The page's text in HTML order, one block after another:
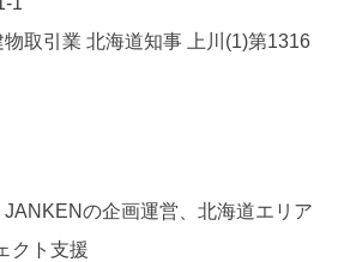
取引業 北海道知事 上川(1)第1316
の企画運営、北海道エリア
クト支援